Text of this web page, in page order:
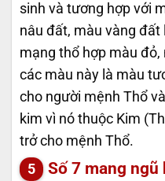
sinh và tương hợp với
nâu đất, màu vàng
mạng thổ hợp màu
các màu này là màu
cho người mệnh Thổ
kim vì nó thuộc Kim
trở cho mệnh Thổ.
Số 7 mang ngũ